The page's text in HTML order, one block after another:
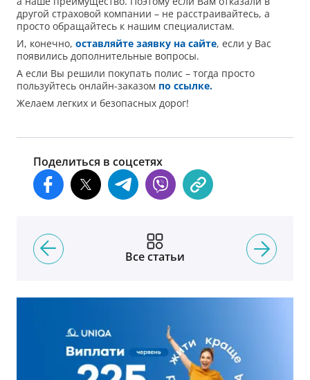
другой страховой компании – не расстраивайтесь, а
просто обращайтесь к нашим специалистам.
И, конечно, оставляйте заявку на сайте, если у Вас
появились дополнительные вопросы.
А если Вы решили покупать полис – тогда просто
пользуйтесь онлайн-заказом по ссылке.
Желаем легких и безопасных дорог!
Поделиться в соцсетях
Все статьи